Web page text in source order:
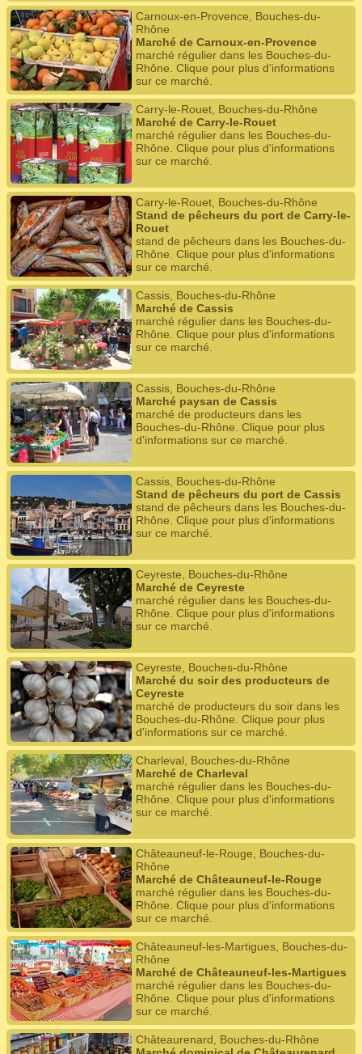
Carnoux-en-Provence, Bouches-du-
Rhône
Marché de Carnoux-en-Provence
marché régulier dans les Bouches-du-
Rhône. Clique pour plus d'informations
sur ce marché.
Carry-le-Rouet, Bouches-du-Rhône
Marché de Carry-le-Rouet
marché régulier dans les Bouches-du-
Rhône. Clique pour plus d'informations
sur ce marché.
Carry-le-Rouet, Bouches-du-Rhône
Stand de pêcheurs du port de Carry-le-
Rouet
stand de pêcheurs dans les Bouches-du-
Rhône. Clique pour plus d'informations
sur ce marché.
Cassis, Bouches-du-Rhône
Marché de Cassis
marché régulier dans les Bouches-du-
Rhône. Clique pour plus d'informations
sur ce marché.
Cassis, Bouches-du-Rhône
Marché paysan de Cassis
marché de producteurs dans les
Bouches-du-Rhône. Clique pour plus
d'informations sur ce marché.
Cassis, Bouches-du-Rhône
Stand de pêcheurs du port de Cassis
stand de pêcheurs dans les Bouches-du-
Rhône. Clique pour plus d'informations
sur ce marché.
Ceyreste, Bouches-du-Rhône
Marché de Ceyreste
marché régulier dans les Bouches-du-
Rhône. Clique pour plus d'informations
sur ce marché.
Ceyreste, Bouches-du-Rhône
Marché du soir des producteurs de
Ceyreste
marché de producteurs du soir dans les
Bouches-du-Rhône. Clique pour plus
d'informations sur ce marché.
Charleval, Bouches-du-Rhône
Marché de Charleval
marché régulier dans les Bouches-du-
Rhône. Clique pour plus d'informations
sur ce marché.
Châteauneuf-le-Rouge, Bouches-du-
Rhône
Marché de Châteauneuf-le-Rouge
marché régulier dans les Bouches-du-
Rhône. Clique pour plus d'informations
sur ce marché.
Châteauneuf-les-Martigues, Bouches-du-
Rhône
Marché de Châteauneuf-les-Martigues
marché régulier dans les Bouches-du-
Rhône. Clique pour plus d'informations
sur ce marché.
Châteaurenard, Bouches-du-Rhône